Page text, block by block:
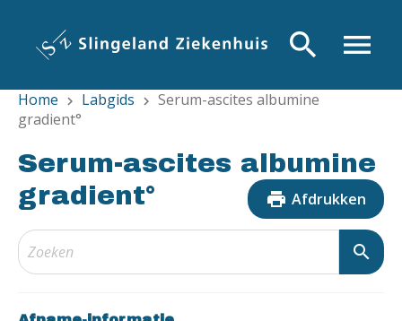
inhoud
gaan
menu
search
Home chevron_right Labgids chevron_right Serum-ascites albumine
gradient°
Serum-ascites albumine
gradient°
print Afdrukken
search